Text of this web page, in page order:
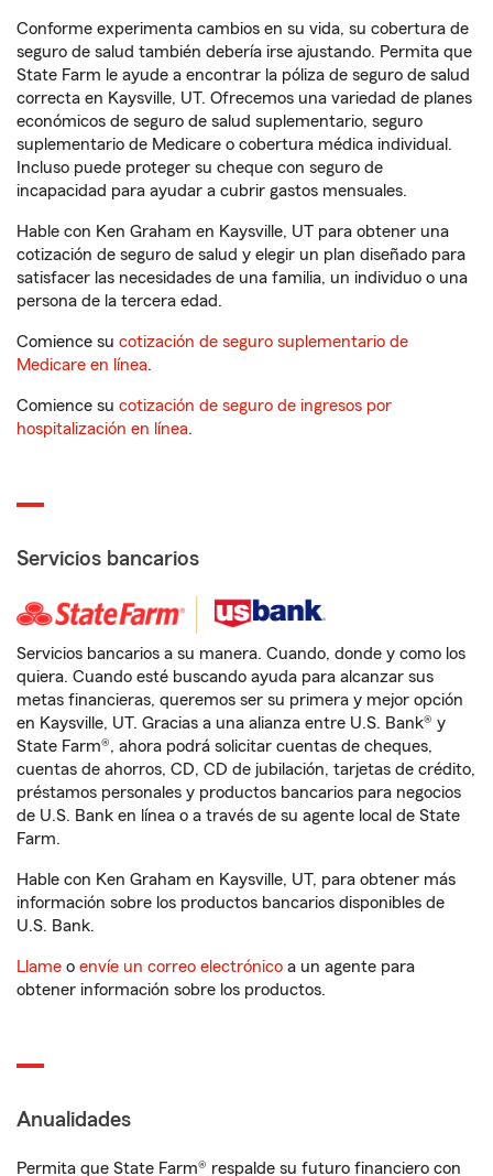
Conforme experimenta cambios en su vida, su cobertura de
seguro de salud también debería irse ajustando. Permita que
State Farm le ayude a encontrar la póliza de seguro de salud
correcta en Kaysville, UT. Ofrecemos una variedad de planes
económicos de seguro de salud suplementario, seguro
suplementario de Medicare o cobertura médica individual.
Incluso puede proteger su cheque con seguro de
incapacidad para ayudar a cubrir gastos mensuales.
Hable con Ken Graham en Kaysville, UT para obtener una
cotización de seguro de salud y elegir un plan diseñado para
satisfacer las necesidades de una familia, un individuo o una
persona de la tercera edad.
Comience su cotización de seguro suplementario de
Medicare en línea.
Comience su cotización de seguro de ingresos por
hospitalización en línea.
Servicios bancarios
Servicios bancarios a su manera. Cuando, donde y como los
quiera. Cuando esté buscando ayuda para alcanzar sus
metas financieras, queremos ser su primera y mejor opción
en Kaysville, UT. Gracias a una alianza entre U.S. Bank® y
State Farm®, ahora podrá solicitar cuentas de cheques,
cuentas de ahorros, CD, CD de jubilación, tarjetas de crédito,
préstamos personales y productos bancarios para negocios
de U.S. Bank en línea o a través de su agente local de State
Farm.
Hable con Ken Graham en Kaysville, UT, para obtener más
información sobre los productos bancarios disponibles de
U.S. Bank.
Llame o envíe un correo electrónico a un agente para
obtener información sobre los productos.
Anualidades
Permita que State Farm® respalde su futuro financiero con